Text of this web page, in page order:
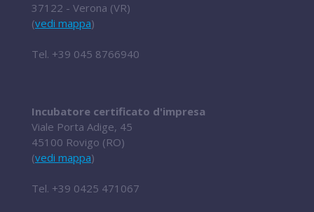
37122 - Verona (VR)
(vedi mappa)
Tel. +39 045 8766940
Incubatore certificato d'impresa
Viale Porta Adige, 45
45100 Rovigo (RO)
(vedi mappa)
Tel. +39 0425 471067